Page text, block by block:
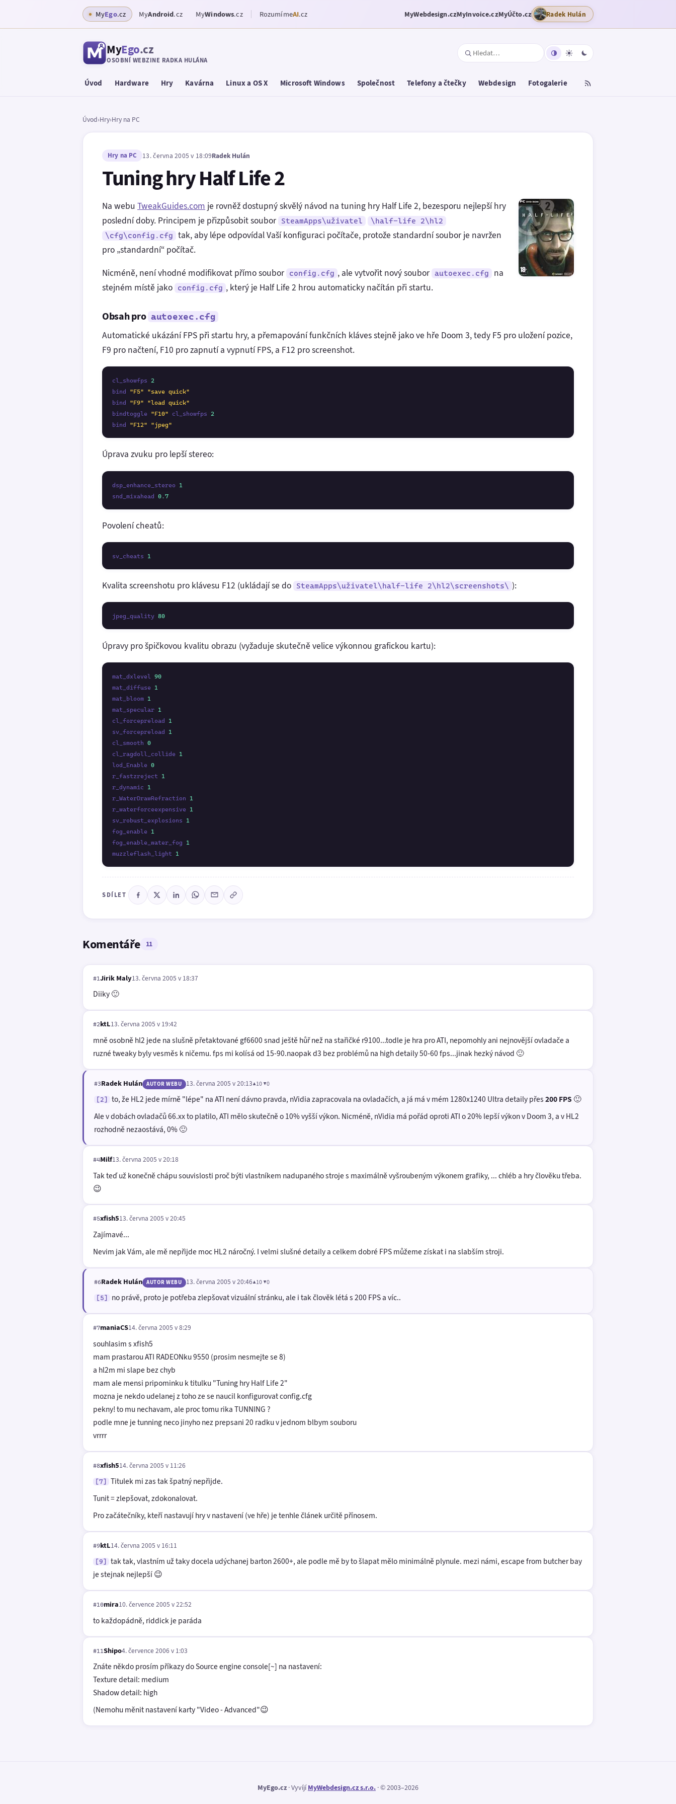
MyEgo.cz MyAndroid.cz MyWindows.cz RozumímeAI.cz MyWebdesign.czMyInvoice.czMyÚčto.cz Radek Hulán
MyEgo.cz
OSOBNÍ WEBZINE RADKA HULÁNA
Úvod Hardware Hry Kavárna Linux a OS X Microsoft Windows Společnost Telefony a čtečky Webdesign Fotogalerie
Úvod›Hry›Hry na PC
Hry na PC 13. června 2005 v 18:09Radek Hulán
Tuning hry Half Life 2
Na webu TweakGuides.com je rovněž dostupný skvělý návod na tuning hry Half Life 2, bezesporu nejlepší hry
poslední doby. Principem je přizpůsobit soubor
SteamApps\uživatel
\half-life 2\hl2
\cfg\config.cfg
tak, aby lépe odpovídal Vaší konfiguraci počítače, protože standardní soubor je navržen
pro „standardní“ počítač.
Nicméně, není vhodné modifikovat přímo soubor
config.cfg , ale vytvořit nový soubor autoexec.cfg
na
stejném místě jako
config.cfg , který je Half Life 2 hrou automaticky načítán při startu.
Obsah pro autoexec.cfg
Automatické ukázání FPS při startu hry, a přemapování funkčních kláves stejně jako ve hře Doom 3, tedy F5 pro uložení pozice,
F9 pro načtení, F10 pro zapnutí a vypnutí FPS, a F12 pro screenshot.
cl_showfps 2
bind "F5"
"save quick"
bind "F9"
"load quick"
bindtoggle "F10" cl_showfps 2
bind "F12" "jpeg"
Úprava zvuku pro lepší stereo:
dsp_enhance_stereo 1
snd_mixahead 0.7
Povolení cheatů:
sv_cheats 1
Kvalita screenshotu pro klávesu F12 (ukládají se do SteamApps\uživatel\half-life 2\hl2\screenshots\ ):
jpeg_quality 80
Úpravy pro špičkovou kvalitu obrazu (vyžaduje skutečně velice výkonnou grafickou kartu):
mat_dxlevel 90
mat_diffuse 1
mat_bloom 1
mat_specular 1
cl_forcepreload 1
sv_forcepreload 1
cl_smooth 0
cl_ragdoll_collide 1
lod_Enable 0
r_fastzreject 1
r_dynamic 1
r_WaterDrawRefraction 1
r_waterforceexpensive 1
sv_robust_explosions 1
fog_enable 1
fog_enable_water_fog 1
muzzleflash_light 1
SDÍLET
Komentáře 11
#1Jirik Maly13. června 2005 v 18:37
Diiky 🙂
#2ktL13. června 2005 v 19:42
mně osobně hl2 jede na slušně přetaktované gf6600 snad ještě hůř než na stařičké r9100...todle je hra pro ATI, nepomohly ani nejnovější ovladače a
ruzné tweaky byly vesměs k ničemu. fps mi kolísá od 15-90.naopak d3 bez problémů na high detaily 50-60 fps...jinak hezký návod 🙂
#3Radek Hulán AUTOR WEBU 13. června 2005 v 20:13▲10 ▼0
[2] to, že HL2 jede mírně "lépe" na ATI není dávno pravda, nVidia zapracovala na ovladačích, a já má v mém 1280x1240 Ultra detaily přes200 FPS 🙂
Ale v dobách ovladačů 66.xx to platilo, ATI mělo skutečně o 10% vyšší výkon. Nicméně, nVidia má pořád oproti ATI o 20% lepší výkon v Doom 3, a v HL2
rozhodně nezaostává, 0% 🙂
#4Milf13. června 2005 v 20:18
Tak teď už konečně chápu souvislosti proč býti vlastníkem nadupaného stroje s maximálně vyšroubeným výkonem grafiky, ... chléb a hry člověku třeba.
😉
#5xfish513. června 2005 v 20:45
Zajímavé...
Nevim jak Vám, ale mě nepřijde moc HL2 náročný. I velmi slušné detaily a celkem dobré FPS můžeme získat i na slabším stroji.
#6Radek Hulán AUTOR WEBU 13. června 2005 v 20:46▲10 ▼0
[5] no právě, proto je potřeba zlepšovat vizuální stránku, ale i tak člověk létá s 200 FPS a víc..
#7maniaCS14. června 2005 v 8:29
souhlasim s xfish5
mam prastarou ATI RADEONku 9550 (prosim nesmejte se 8)
a hl2m mi slape bez chyb
mam ale mensi pripominku k titulku "Tuning hry Half Life 2"
mozna je nekdo udelanej z toho ze se naucil konfigurovat config.cfg
pekny! to mu nechavam, ale proc tomu rika TUNNING ?
podle mne je tunning neco jinyho nez prepsani 20 radku v jednom blbym souboru
vrrrr
#8xfish514. června 2005 v 11:26
[7]
Titulek mi zas tak špatný nepřijde.
Tunit = zlepšovat, zdokonalovat.
Pro začátečníky, kteří nastavují hry v nastavení (ve hře) je tenhle článek určitě přínosem.
#9ktL14. června 2005 v 16:11
[9]
tak tak, vlastním už taky docela udýchanej barton 2600+, ale podle mě by to šlapat mělo minimálně plynule. mezi námi, escape from butcher bay
je stejnak nejlepší 😉
#10mira10. července 2005 v 22:52
to každopádně, riddick je paráda
#11Shipo4. července 2006 v 1:03
Znáte někdo prosím příkazy do Source engine console[~] na nastavení:
Texture detail: medium
Shadow detail: high
(Nemohu měnit nastavení karty "Video - Advanced"😉
MyEgo.cz · VyvíjíMyWebdesign.cz s.r.o. · © 2003–2026